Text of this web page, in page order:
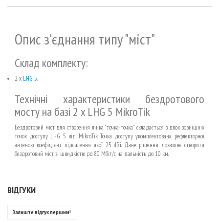
Опис з'єднання типу "міст"
Склад комплекту:
2 x LHG 5.
Технічні характеристики бездротового
мосту на базі 2 x LHG 5 MikroTik
Бездротовий міст для створення лінка "точка-точка" складається з двох зовнішніх
точок доступу LHG 5 від MikroTik. Точка доступу укомплектована рефлекторної
антеною, коефіцієнт підсилення якої 25 dBi. Дане рішення дозволяє створити
бездротовий міст зі швидкістю до 80 Мбіт/с на дальність до 10 км.
ВІДГУКИ
Залиште відгук першим!